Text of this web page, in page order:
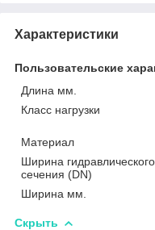
Характеристики
Пользовательские
Длина мм.
Класс нагрузки
Материал
Ширина гидравлического
сечения (DN)
Ширина мм.
Скрыть